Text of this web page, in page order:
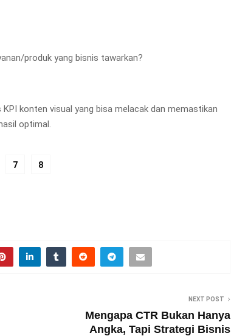
produk yang bisnis tawarkan?
konten visual yang bisa melacak dan memastikan
optimal.
7 8
NEXT POST
Mengapa CTR Bukan Hanya
Angka, Tapi Strategi Bisnis